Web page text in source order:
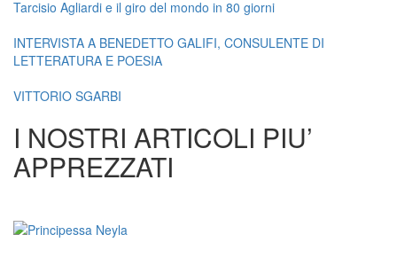
Tarcisio Agliardi e il giro del mondo in 80 giorni
INTERVISTA A BENEDETTO GALIFI, CONSULENTE DI
LETTERATURA E POESIA
VITTORIO SGARBI
I NOSTRI ARTICOLI PIU’
APPREZZATI